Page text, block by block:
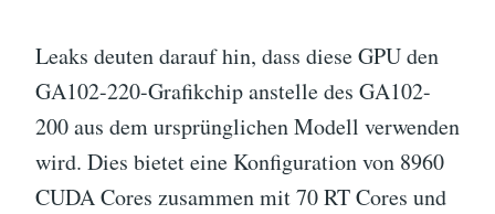
Leaks deuten darauf hin, dass diese GPU den
GA102-220-Grafikchip anstelle des GA102-
200 aus dem ursprünglichen Modell verwenden
wird. Dies bietet eine Konfiguration von 8960
CUDA Cores zusammen mit 70 RT Cores und